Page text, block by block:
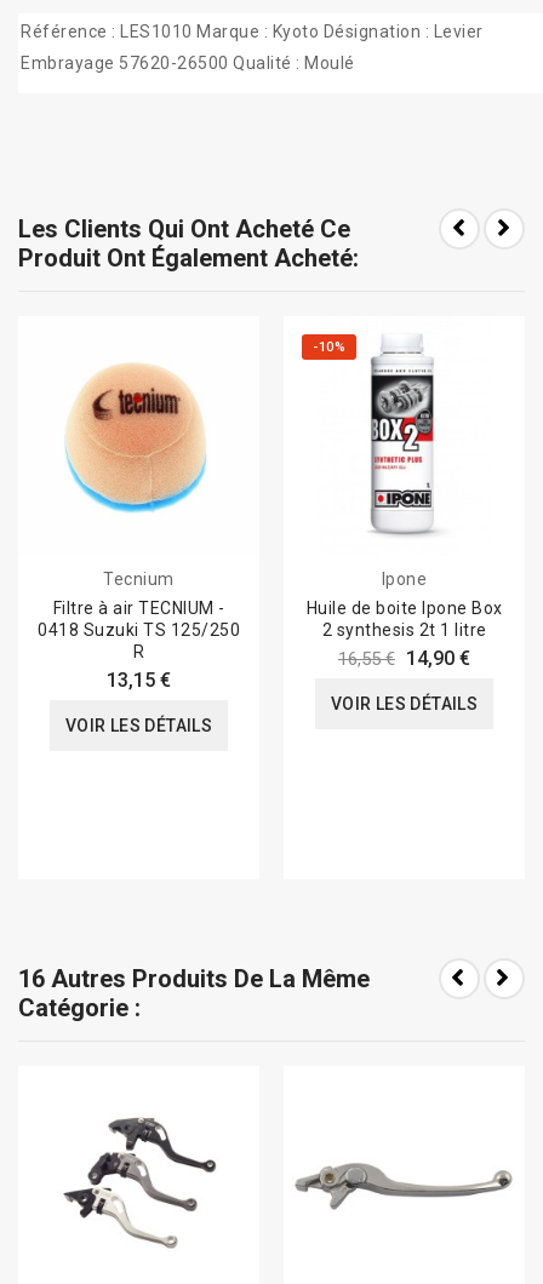
Référence : LES1010 Marque : Kyoto Désignation : Levier
Embrayage 57620-26500 Qualité : Moulé
Les Clients Qui Ont Acheté Ce
Produit Ont Également Acheté:
Tecnium
Filtre à air TECNIUM -
0418 Suzuki TS 125/250
R
13,15 €
VOIR LES DÉTAILS
-10%
Ipone
Huile de boite Ipone Box
2 synthesis 2t 1 litre
16,55 € 14,90 €
VOIR LES DÉTAILS
16 Autres Produits De La Même
Catégorie :